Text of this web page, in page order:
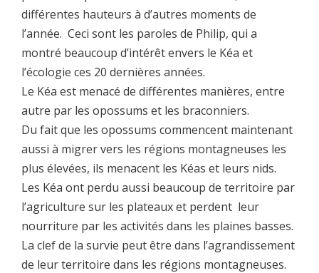
différentes hauteurs à d’autres moments de
l’année. Ceci sont les paroles de Philip, qui a
montré beaucoup d’intérêt envers le Kéa et
l’écologie ces 20 dernières années.
Le Kéa est menacé de différentes manières, entre
autre par les opossums et les braconniers.
Du fait que les opossums commencent maintenant
aussi à migrer vers les régions montagneuses les
plus élevées, ils menacent les Kéas et leurs nids.
Les Kéa ont perdu aussi beaucoup de territoire par
l’agriculture sur les plateaux et perdent leur
nourriture par les activités dans les plaines basses.
La clef de la survie peut être dans l’agrandissement
de leur territoire dans les régions montagneuses.